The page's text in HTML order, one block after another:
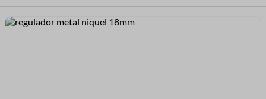
3º
botão